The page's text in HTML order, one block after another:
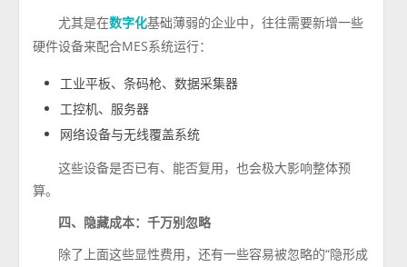
尤其是在数字化基础薄弱的企业中，往往需要新增一些
硬件设备来配合MES系统运行：
工业平板、条码枪、数据采集器
工控机、服务器
网络设备与无线覆盖系统
这些设备是否已有、能否复用，也会极大影响整体预
算。
四、隐藏成本：千万别忽略
除了上面这些显性费用，还有一些容易被忽略的“隐形成